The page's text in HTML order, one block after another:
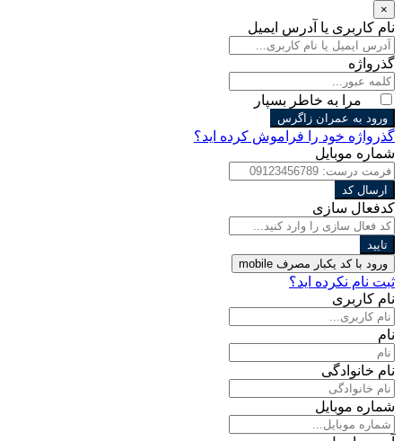
×
نام کاربری یا آدرس ایمیل
گذرواژه
مرا به خاطر بسپار
ورود به عمران زاگرس
گذرواژه خود را فراموش کرده اید؟
شماره موبایل
ارسال کد
کدفعال سازی
تایید
ورود با کد یکبار مصرف mobile
ثبت نام نکرده اید؟
نام کاربری
نام
نام خانوادگی
شماره موبایل